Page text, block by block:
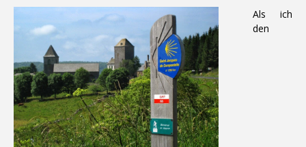
Als ich
den